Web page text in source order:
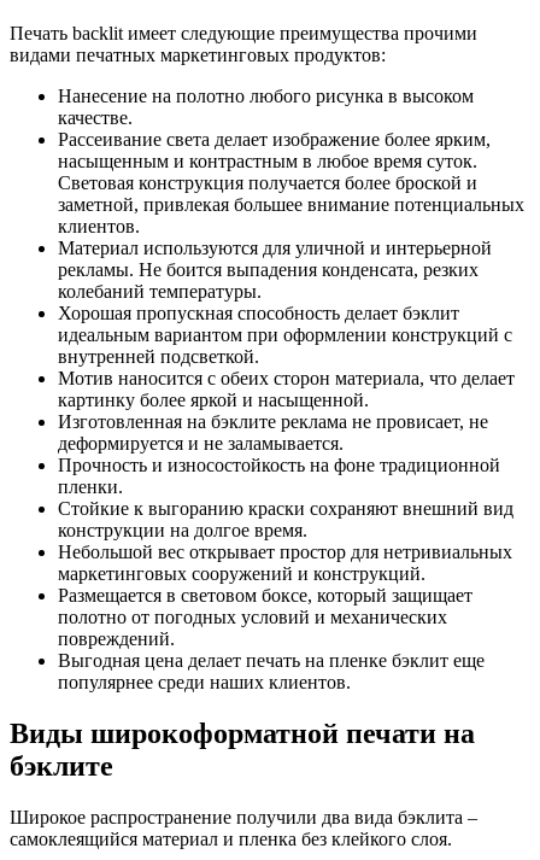
Печать backlit имеет следующие преимущества прочими
видами печатных маркетинговых продуктов:
Нанесение на полотно любого рисунка в высоком
качестве.
Рассеивание света делает изображение более ярким,
насыщенным и контрастным в любое время суток.
Световая конструкция получается более броской и
заметной, привлекая большее внимание потенциальных
клиентов.
Материал используются для уличной и интерьерной
рекламы. Не боится выпадения конденсата, резких
колебаний температуры.
Хорошая пропускная способность делает бэклит
идеальным вариантом при оформлении конструкций с
внутренней подсветкой.
Мотив наносится с обеих сторон материала, что делает
картинку более яркой и насыщенной.
Изготовленная на бэклите реклама не провисает, не
деформируется и не заламывается.
Прочность и износостойкость на фоне традиционной
пленки.
Стойкие к выгоранию краски сохраняют внешний вид
конструкции на долгое время.
Небольшой вес открывает простор для нетривиальных
маркетинговых сооружений и конструкций.
Размещается в световом боксе, который защищает
полотно от погодных условий и механических
повреждений.
Выгодная цена делает печать на пленке бэклит еще
популярнее среди наших клиентов.
Виды широкоформатной печати на
бэклите
Широкое распространение получили два вида бэклита –
самоклеящийся материал и пленка без клейкого слоя.